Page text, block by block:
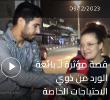
قصة مؤثرة لـ بائعة
الورد من ذوي
الاحتياجات الخاصة
09/12/2023